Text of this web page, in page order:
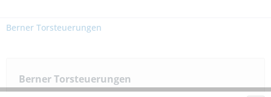
Berner Torsteuerungen
Berner Torsteuerungen